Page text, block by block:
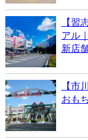
【習
アル
新店
【市
おも